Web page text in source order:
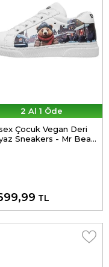
2 Al 1 Öde
Çocuk Vegan Deri
Sneakers - Mr Bear
TL